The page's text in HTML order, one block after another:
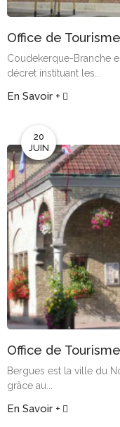
Office de
Coudekerque-Branche
décret instituant les...
En Savoir +
20
JUIN
Office de
Bergues est la ville du
grâce au...
En Savoir +